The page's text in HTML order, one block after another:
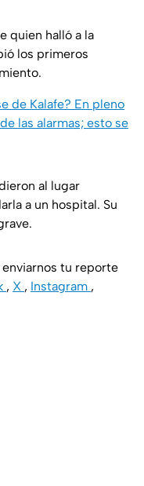
quien halló a la
los primeros
de Kalafe? En pleno
las alarmas; esto se
al lugar
a un hospital. Su
tu reporte
, X , Instagram ,